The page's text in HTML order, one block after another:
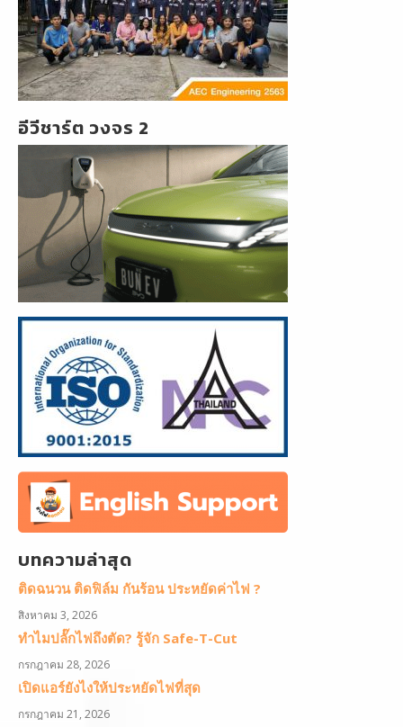
อีวีชาร์ต วงจร 2
บทความล่าสุด
ติดฉนวน ติดฟิล์ม กันร้อน ประหยัดค่าไฟ ?
สิงหาคม 3, 2026
ทำไมปลั๊กไฟถึงตัด? รู้จัก Safe-T-Cut
กรกฎาคม 28, 2026
เปิดแอร์ยังไงให้ประหยัดไฟที่สุด
กรกฎาคม 21, 2026